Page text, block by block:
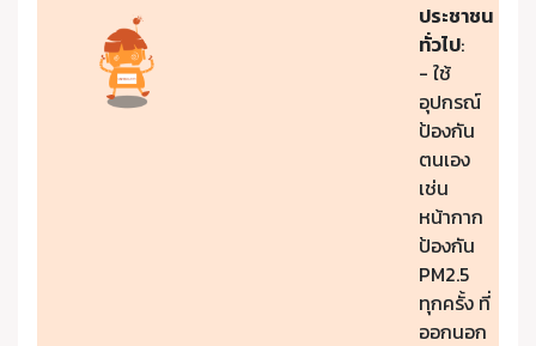
ประชาชน
ทั่วไป:
- ใช้
อุปกรณ์
ป้องกัน
ตนเอง
เช่น
หน้ากาก
ป้องกัน
PM2.5
ทุกครั้ง ที่
ออกนอก